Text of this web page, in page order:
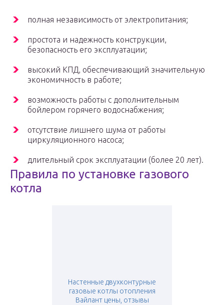
полная независимость от электропитания;
простота и надежность конструкции,
безопасность его эксплуатации;
высокий КПД, обеспечивающий значительную
экономичность в работе;
возможность работы с дополнительным
бойлером горячего водоснабжения;
отсутствие лишнего шума от работы
циркуляционного насоса;
длительный срок эксплуатации (более 20 лет).
Правила по установке газового
котла
Настенные двухконтурные
газовые котлы отопления
Вайлант цены, отзывы